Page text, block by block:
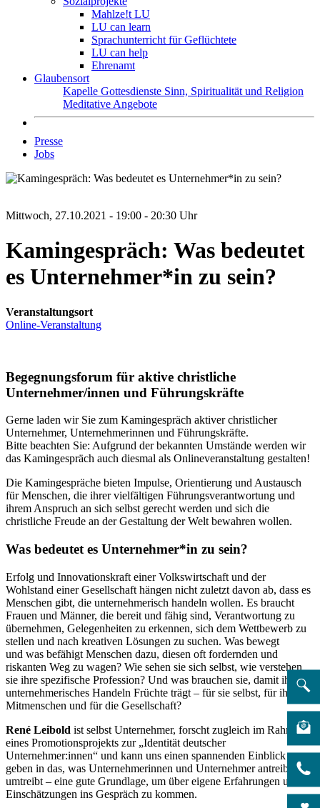
Mahlze!t LU
LU can learn
Sprachunterricht für Geflüchtete
LU can help
Ehrenamt
Glaubensort
Kapelle Gottesdienste Sinn, Spiritualität und Religion
Meditative Angebote
Presse
Jobs
Mittwoch, 27.10.2021 - 19:00 - 20:30 Uhr
Kamingespräch: Was bedeutet
es Unternehmer*in zu sein?
Veranstaltungsort
Online-Veranstaltung
Begegnungsforum für aktive christliche
Unternehmer/innen und Führungskräfte
Gerne laden wir Sie zum Kamingespräch aktiver christlicher
Unternehmer, Unternehmerinnen und Führungskräfte.
Bitte beachten Sie: Aufgrund der bekannten Umstände werden wir
das Kamingespräch auch diesmal als Onlineveranstaltung gestalten!
Die Kamingespräche bieten Impulse, Orientierung und Austausch
für Menschen, die ihrer vielfältigen Führungsverantwortung und
ihrem Anspruch an sich selbst gerecht werden und sich die
christliche Freude an der Gestaltung der Welt bewahren wollen.
Was bedeutet es Unternehmer*in zu sein?
Erfolg und Innovationskraft einer Volkswirtschaft und der
Wohlstand einer Gesellschaft hängen nicht zuletzt davon ab, dass es
Menschen gibt, die unternehmerisch handeln wollen. Es braucht
Frauen und Männer, die bereit und fähig sind, Verantwortung zu
übernehmen, Gelegenheiten zu erkennen, sich dem Wettbewerb zu
stellen und nach kreativen Lösungen zu suchen. Was bewegt
und was befähigt Menschen dazu, diesen oft fordernden und
riskanten Weg zu wagen? Wie sehen sie sich selbst, wie verstehen
sie ihre spezifische Profession? Und was brauchen sie, damit ihr
unternehmerisches Handeln Früchte trägt – für sie selbst, für ihre
Mitmenschen und für die Gesellschaft?
René Leibold ist selbst Unternehmer, forscht zugleich im Rahmen
eines Promotionsprojekts zur „Identität deutscher
Unternehmer:innen“ und kann uns einen spannenden Einblick
geben in das, was Unternehmerinnen und Unternehmer antreibt und
umtreibt – eine gute Grundlage, um über eigene Erfahrungen und
Einschätzungen ins Gespräch zu kommen.